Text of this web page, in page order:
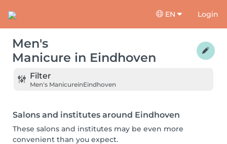
EN Login
Men's
Manicure in Eindhoven
Filter
Men's ManicureinEindhoven
Salons and institutes around Eindhoven
These salons and institutes may be even more
convenient than you expect.